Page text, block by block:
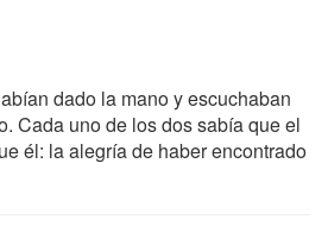
dado la mano y escuchaban
Cada uno de los dos sabía que el
él: la alegría de haber encontrado